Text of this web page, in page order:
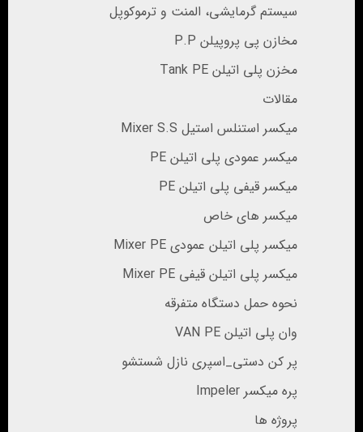
سیستم گرمایشی، المنت و ترموکوپل
مخازن پی پروپیلن P.P
مخزن پلی اتیلن Tank PE
مقالات
میکسر استنلس استیل Mixer S.S
میکسر عمودی پلی اتیلن PE
میکسر قیفی پلی اتیلن PE
میکسر های خاص
میکسر پلی اتیلن عمودی Mixer PE
میکسر پلی اتیلن قیفی Mixer PE
نحوه حمل دستگاه متفرقه
وان پلی اتیلن VAN PE
پر کن دستی_اسپری نازل شستشو
پره میکسر Impeler
پروژه ها